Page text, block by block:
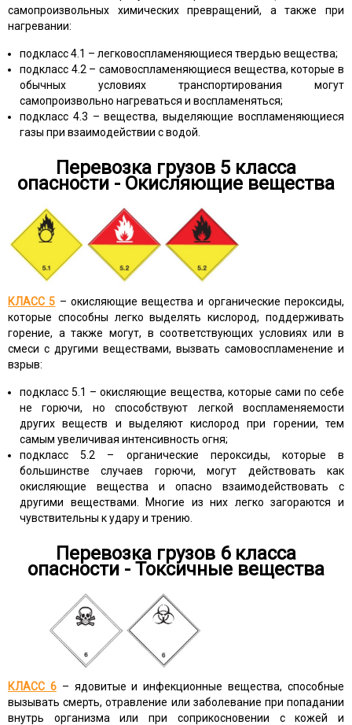
самопроизвольных химических превращений, а также при
нагревании:
подкласс 4.1 – легковоспламеняющиеся твердью вещества;
подкласс 4.2 – самовоспламеняющиеся вещества, которые в
обычных условиях транспортирования могут
самопроизвольно нагреваться и воспламеняться;
подкласс 4.3 – вещества, выделяющие воспламеняющиеся
газы при взаимодействии с водой.
Перевозка грузов 5 класса
опасности - Окисляющие вещества
КЛАСС 5 – окисляющие вещества и органические пероксиды,
которые способны легко выделять кислород, поддерживать
горение, а также могут, в соответствующих условиях или в
смеси с другими веществами, вызвать самовоспламенение и
взрыв:
подкласс 5.1 – окисляющие вещества, которые сами по себе
не горючи, но способствуют легкой воспламеняемости
других веществ и выделяют кислород при горении, тем
самым увеличивая интенсивность огня;
подкласс 5.2 – органические пероксиды, которые в
большинстве случаев горючи, могут действовать как
окисляющие вещества и опасно взаимодействовать с
другими веществами. Многие из них легко загораются и
чувствительны к удару и трению.
Перевозка грузов 6 класса
опасности - Токсичные вещества
КЛАСС 6– ядовитые и инфекционные вещества, способные
вызывать смерть, отравление или заболевание при попадании
внутрь организма или при соприкосновении с кожей и